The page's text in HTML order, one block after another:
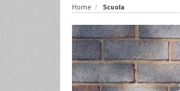
Home Scuola